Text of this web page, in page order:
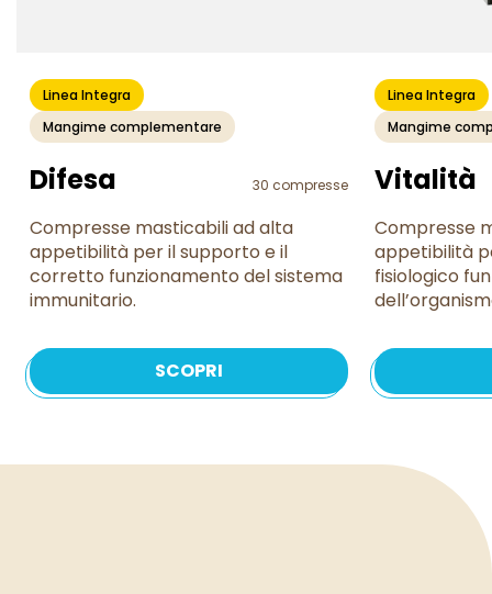
Linea Integra
Mangime complementare
Difesa 30 compresse
Compresse masticabili ad alta
appetibilità per il supporto e il
corretto funzionamento del sistema
immunitario.
SCOPRI
Linea Integra
Mangime
Vitalità
Compresse
appetibilità
fisiologico